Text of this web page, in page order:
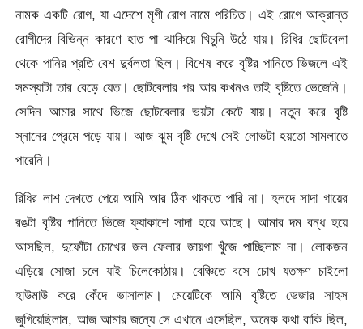
নামক একটি রোগ, যা এদেশে মৃগী রোগ নামে পরিচিত। এই রোগে আক্রান্ত
রোগীদের বিভিন্ন কারণে হাত পা ঝাকিয়ে খিচুনি উঠে যায়। রিধির ছোটবেলা
থেকে পানির প্রতি বেশ দুর্বলতা ছিল। বিশেষ করে বৃষ্টির পানিতে ভিজলে এই
সমস্যাটা তার বেড়ে যেত। ছোটবেলার পর আর কখনও তাই বৃষ্টিতে ভেজেনি।
সেদিন আমার সাথে ভিজে ছোটবেলার ভয়টা কেটে যায়। নতুন করে বৃষ্টি
স্নানের প্রেমে পড়ে যায়। আজ ঝুম বৃষ্টি দেখে সেই লোভটা হয়তো সামলাতে
পারেনি।
রিধির লাশ দেখতে পেয়ে আমি আর ঠিক থাকতে পারি না। হলদে সাদা গায়ের
রঙটা বৃষ্টির পানিতে ভিজে ফ্যাকাশে সাদা হয়ে আছে। আমার দম বন্ধ হয়ে
আসছিল, দুফোঁটা চোখের জল ফেলার জায়গা খুঁজে পাচ্ছিলাম না। লোকজন
এড়িয়ে সোজা চলে যাই চিলেকোঠায়। বেঞ্চিতে বসে চোখ যতক্ষণ চাইলো
হাউমাউ করে কেঁদে ভাসালাম। মেয়েটিকে আমি বৃষ্টিতে ভেজার সাহস
জুগিয়েছিলাম, আজ আমার জন্যে সে এখানে এসেছিল, অনেক কথা বাকি ছিল,